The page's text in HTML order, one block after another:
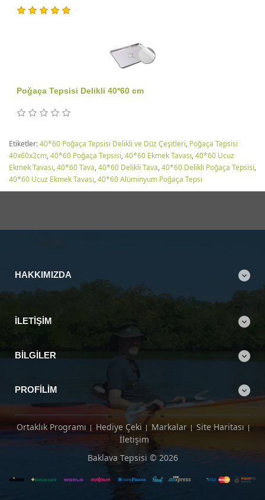
Poğaça Tepsisi Delikli 40*60 cm
Etiketler:40*60 Poğaça Tepsisi Delikli ve Düz Çeşitleri, Poğaça Tepsisi
40x60x2cm,40*60 Poğaça Tepsisi,40*60 Ekmek Tavası,40*60 Ucuz
Ekmek Tavası,40*60 Tava,40*60 Delikli Tava,40*60 Delikli Poğaça Tepsisi,
40*60 Ucuz Ekmek Tavası,40*60 Alüminyum Poğaça Tepsi
HAKKIMIZDA
İLETIŞIM
BILGILER
PROFILIM
Ortaklık Programı Hediye Çeki Markalar
Site Haritası
İletişim
Baklava Tepsisi © 2026